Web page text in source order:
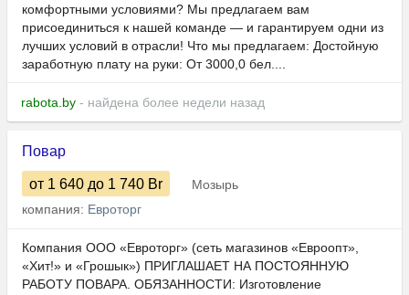
комфортными условиями? Мы предлагаем вам
присоединиться к нашей команде — и гарантируем одни из
лучших условий в отрасли! Что мы предлагаем: Достойную
заработную плату на руки: От 3000,0 бел....
rabota.by - найдена более недели назад
Повар
от 1 640 до 1 740 Br
Мозырь
компания: Евроторг
Компания ООО «Евроторг» (сеть магазинов «Евроопт»,
«Хит!» и «Грошык») ПРИГЛАШАЕТ НА ПОСТОЯННУЮ
РАБОТУ ПОВАРА. ОБЯЗАННОСТИ: Изготовление